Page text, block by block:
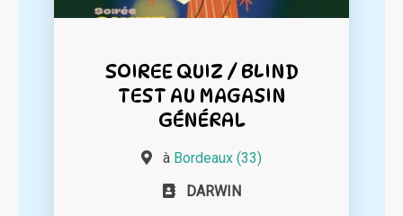
SOIREE QUIZ / BLIND
TEST AU MAGASIN
GÉNÉRAL
à Bordeaux (33)
DARWIN